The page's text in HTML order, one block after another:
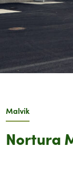
Malvik
Nortura